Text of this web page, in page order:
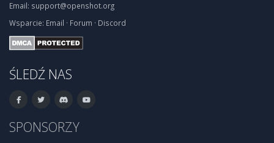
Email: support@openshot.org
Wsparcie: Email · Forum · Discord
ŚLEDŹ NAS
SPONSORZY